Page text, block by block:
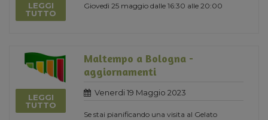
LEGGI
TUTTO
Giovedì 25 maggio dalle 16:30 alle 20:00
LEGGI
TUTTO
Maltempo a Bologna -
aggiornamenti
Venerdi 19 Maggio 2023
Se stai pianificando una visita al Gelato